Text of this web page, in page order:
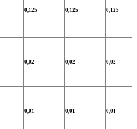
0,125 0,125 0,125
0,02 0,02 0,02
0,01 0,01 0,01